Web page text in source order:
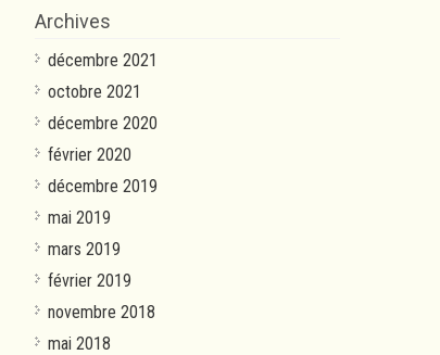
Archives
décembre 2021
octobre 2021
décembre 2020
février 2020
décembre 2019
mai 2019
mars 2019
février 2019
novembre 2018
mai 2018